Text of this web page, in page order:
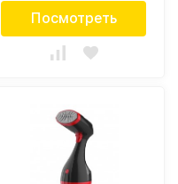
Посмотреть